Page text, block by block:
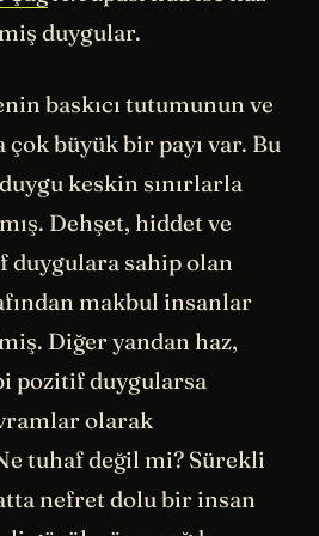
duygular.
baskıcı tutumunun ve
çok büyük bir payı var. Bu
keskin sınırlarla
Dehşet, hiddet ve
duygulara sahip olan
makbul insanlar
Diğer yandan haz,
pozitif duygularsa
olarak
tuhaf değil mi? Sürekli
nefret dolu bir insan